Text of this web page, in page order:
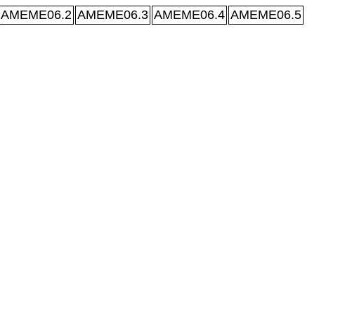
AMEME06.2 AMEME06.3 AMEME06.4 AMEME06.5